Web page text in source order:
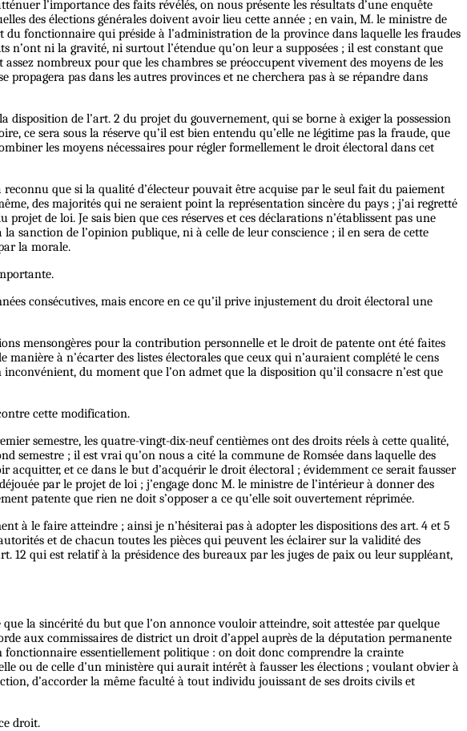
l’importance des faits révélés, on nous présente les résultats d’une enquête
des élections générales doivent avoir lieu cette année ; en vain, M. le ministre de
fonctionnaire qui préside à l’administration de la province dans laquelle les fraudes
n’ont ni la gravité, ni surtout l’étendue qu’on leur a supposées ; il est constant que
nombreux pour que les chambres se préoccupent vivement des moyens de les
propagera pas dans les autres provinces et ne cherchera pas à se répandre dans
de l’art. 2 du projet du gouvernement, qui se borne à exiger la possession
ce sera sous la réserve qu’il est bien entendu qu’elle ne légitime pas la fraude, que
les moyens nécessaires pour régler formellement le droit électoral dans cet
que si la qualité d’électeur pouvait être acquise par le seul fait du paiement
des majorités qui ne seraient point la représentation sincère du pays ; j’ai regretté
de loi. Je sais bien que ces réserves et ces déclarations n’établissent pas une
sanction de l’opinion publique, ni à celle de leur conscience ; il en sera de cette
la morale.
consécutives, mais encore en ce qu’il prive injustement du droit électoral une
mensongères pour la contribution personnelle et le droit de patente ont été faites
à n’écarter des listes électorales que ceux qui n’auraient complété le cens
du moment que l’on admet que la disposition qu’il consacre n’est que
cette modification.
semestre, les quatre-vingt-dix-neuf centièmes ont des droits réels à cette qualité,
semestre ; il est vrai qu’on nous a cité la commune de Romsée dans laquelle des
et ce dans le but d’acquérir le droit électoral ; évidemment ce serait fausser
par le projet de loi ; j’engage donc M. le ministre de l’intérieur à donner des
patente que rien ne doit s’opposer a ce qu’elle soit ouvertement réprimée.
à le faire atteindre ; ainsi je n’hésiterai pas à adopter les dispositions des art. 4 et 5
et de chacun toutes les pièces qui peuvent les éclairer sur la validité des
12 qui est relatif à la présidence des bureaux par les juges de paix ou leur suppléant,
la sincérité du but que l’on annonce vouloir atteindre, soit attestée par quelque
aux commissaires de district un droit d’appel auprès de la députation permanente
essentiellement politique : on doit donc comprendre la crainte
ou de celle d’un ministère qui aurait intérêt à fausser les élections ; voulant obvier à
d’accorder la même faculté à tout individu jouissant de ses droits civils et
droit.